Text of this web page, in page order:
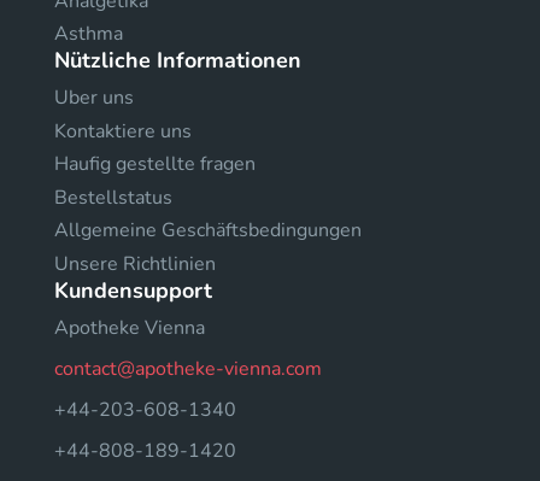
Asthma
Nützliche Informationen
Uber uns
Kontaktiere uns
Haufig gestellte fragen
Bestellstatus
Allgemeine Geschäftsbedingungen
Unsere Richtlinien
Kundensupport
Apotheke Vienna
contact@apotheke-vienna.com
+44-203-608-1340
+44-808-189-1420